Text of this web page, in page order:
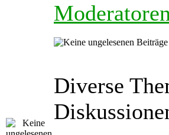
Moderatoren
Diverse